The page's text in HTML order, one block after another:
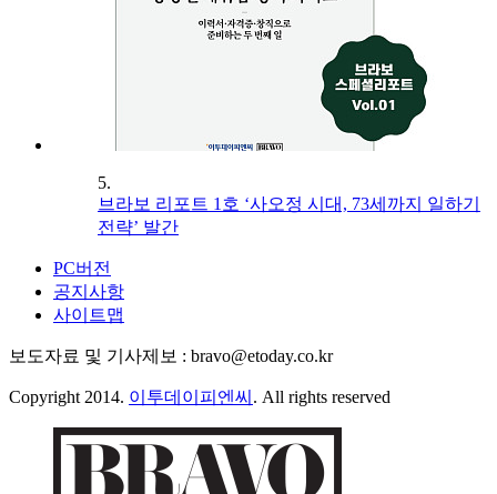
5.
브라보 리포트 1호 ‘사오정 시대, 73세까지 일하기
전략’ 발간
PC버전
공지사항
사이트맵
보도자료 및 기사제보 : bravo@etoday.co.kr
Copyright 2014. 이투데이피엔씨 . All rights reserved